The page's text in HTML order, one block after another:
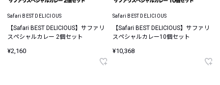
Safari BEST DELICIOUS
【Safari BEST DELICIOUS】サファリ
スペシャルカレー 2個セット
¥2,160
Safari BEST DELICIOUS
【Safari BEST DELICIOUS】サファリ
スペシャルカレー10個セット
¥10,368